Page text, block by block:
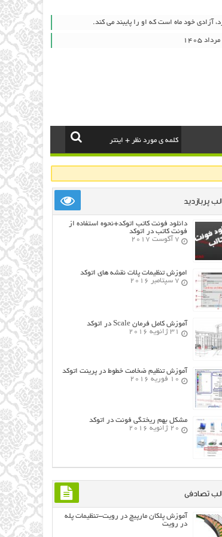
آزادی خود ماه است كه او را پایبند می كند.
پربازدید
دانلود فونت کاتب اتوکد+نحوه استفاده از
فونت کاتب در اتوکد
7 آگوست 2017
اموزش تنظیمات پلات نقشه های اتوکد
7 سپتامبر 2016
آموزش کامل فرمان Scale در اتوکد
31 ژانویه 2016
آموزش تنظیم ضخامت خطوط در پرینت اتوکد
10 فوریه 2016
مشکل بهم ریختگی فونت در اتوکد
20 ژانویه 2016
تصادفی
آموزش ﭘﻠﻜﺎﻥ ﻣﺎﺭﭘﻴﭻ در رویت-تنظیمات پله
در رویت